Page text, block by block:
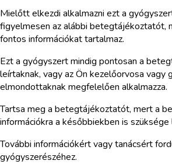
Mielőtt elkezdi alkalmazni ezt a
figyelmesen az alábbi betegtájékoztatót,
fontos információkat tartalmaz.
Ezt a gyógyszert mindig pontosan a
leírtaknak, vagy az Ön kezelőorvosa vagy
elmondottaknak megfelelően alkalmazza.
Tartsa meg a betegtájékoztatót, mert a
információkra a későbbiekben is szüksége
További információkért vagy tanácsért
gyógyszerészéhez.